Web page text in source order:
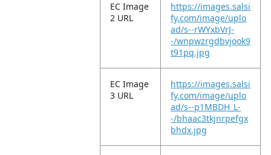
EC Image
2 URL
https://images.salsi
fy.com/image/uplo
ad/s--rWYxbVrJ-
-/wnpwzrgdbvjook9
t91pq.jpg
EC Image
3 URL
https://images.salsi
fy.com/image/uplo
ad/s--p1MBDH_L-
-/bhaac3tkjnrpefgx
bhdx.jpg